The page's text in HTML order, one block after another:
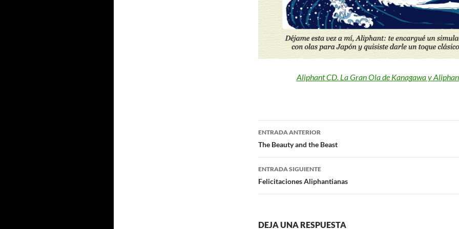
Aliphant CD. La Gran Ola de Kanagawa y
Navegación
de
entradas
ENTRADA ANTERIOR
The Beauty and the Beast
ENTRADA SIGUIENTE
Felicitaciones Aliphantianas
DEJA UNA RESPUESTA